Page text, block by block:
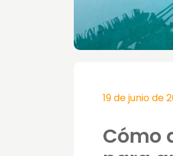
19 de junio de
Cómo